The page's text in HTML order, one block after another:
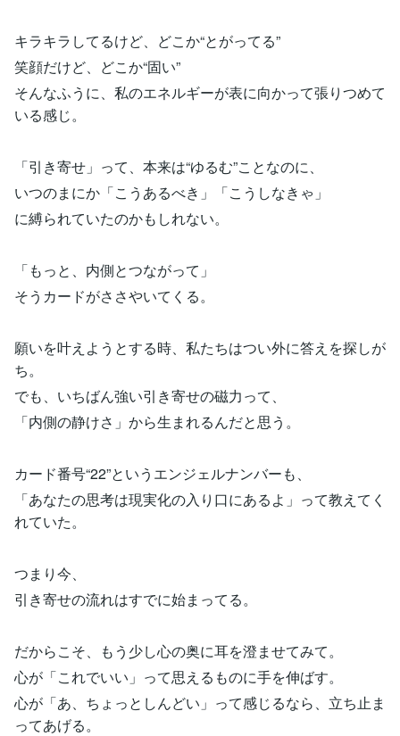
キラキラしてるけど、どこか“とがってる”
笑顔だけど、どこか“固い”
そんなふうに、私のエネルギーが表に向かって張りつめて
いる感じ。
「引き寄せ」って、本来は“ゆるむ”ことなのに、
いつのまにか「こうあるべき」「こうしなきゃ」
に縛られていたのかもしれない。
「もっと、内側とつながって」
そうカードがささやいてくる。
願いを叶えようとする時、私たちはつい外に答えを探しが
ち。
でも、いちばん強い引き寄せの磁力って、
「内側の静けさ」から生まれるんだと思う。
カード番号“22”というエンジェルナンバーも、
「あなたの思考は現実化の入り口にあるよ」って教えてく
れていた。
つまり今、
引き寄せの流れはすでに始まってる。
だからこそ、もう少し心の奥に耳を澄ませてみて。
心が「これでいい」って思えるものに手を伸ばす。
心が「あ、ちょっとしんどい」って感じるなら、立ち止ま
ってあげる。